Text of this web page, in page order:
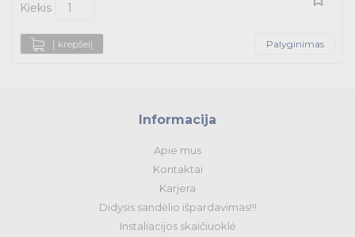
Kiekis
Į krepšelį Palyginimas
Informacija
Apie mus
Kontaktai
Karjera
Didysis sandėlio išpardavimas!!!
Instaliacijos skaičiuoklė